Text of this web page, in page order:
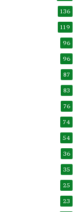
136
119
96
96
87
83
76
74
54
36
35
25
23